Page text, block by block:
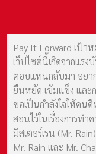
Pay It Forward เป้า
เว็ปไซต์นี้เกิดจากแร
ตอบแทนกลับมา อยา
ยืนหยัด เข้มแข็ง และ
ขอเป็นกำลังใจให้คน
สอนไว้ในเรื่องการทำ
มิสเตอร์เรน (Mr.
Mr. Rain และ Mr.